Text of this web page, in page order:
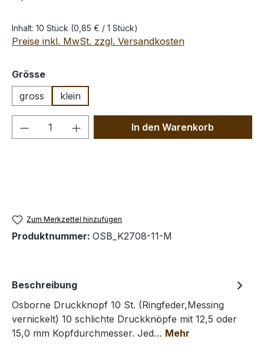
Inhalt: 10 Stück (0,85 € / 1 Stück)
Preise inkl. MwSt. zzgl. Versandkosten
Grösseauswählen
gross
klein
Produkt Anzahl: Gib denIn den Warenkorb
Zum Merkzettel hinzufügen
Produktnummer: OSB_K2708-11-M
Beschreibung
Osborne Druckknopf 10 St. (Ringfeder,Messing
vernickelt) 10 schlichte Druckknöpfe mit 12,5 oder
15,0 mm Kopfdurchmesser. Jed… Mehr